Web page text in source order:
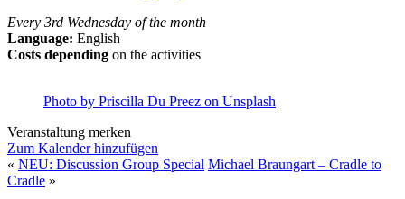
Every 3rd Wednesday of the month
Language: English
Costs depending on the activities
Photo by Priscilla Du Preez on Unsplash
Veranstaltung merken
Zum Kalender hinzufügen
« NEU: Discussion Group Special Michael Braungart – Cradle to
Cradle »